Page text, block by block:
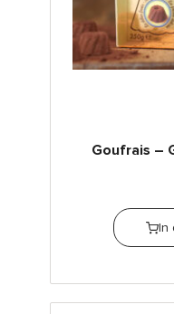
Goufrais –
In